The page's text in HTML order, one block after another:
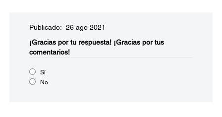
Publicado: 26 ago 2021
¡Gracias por tu respuesta! ¡Gracias por tus
comentarios!
Sí
No